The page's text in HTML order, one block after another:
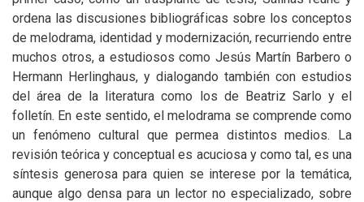
ordena las discusiones bibliográficas sobre los conceptos
de melodrama, identidad y modernización, recurriendo entre
muchos otros, a estudiosos como Jesús Martín Barbero o
Hermann Herlinghaus, y dialogando también con estudios
del área de la literatura como los de Beatriz Sarlo y el
folletín. En este sentido, el melodrama se comprende como
un fenómeno cultural que permea distintos medios. La
revisión teórica y conceptual es acuciosa y como tal, es una
síntesis generosa para quien se interese por la temática,
aunque algo densa para un lector no especializado, sobre